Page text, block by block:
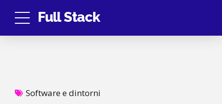
Full Stack
Software e dintorni